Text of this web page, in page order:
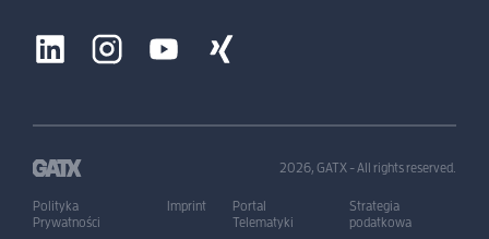
2026, GATX - All rights reserved.
Polityka
Prywatności
Imprint
Portal
Telematyki
Strategia
podatkowa